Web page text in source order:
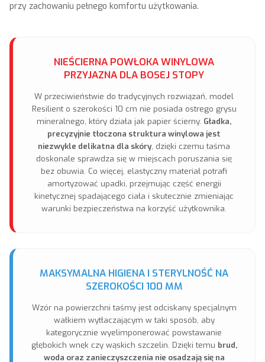
przy zachowaniu pełnego komfortu użytkowania.
NIEŚCIERNA POWŁOKA WINYLOWA
PRZYJAZNA DLA BOSEJ STOPY
W przeciwieństwie do tradycyjnych rozwiązań, model
Resilient o szerokości 10 cm nie posiada ostrego grysu
mineralnego, który działa jak papier ścierny. Gładka,
precyzyjnie tłoczona struktura winylowa jest
niezwykle delikatna dla skóry, dzięki czemu taśma
doskonale sprawdza się w miejscach poruszania się
bez obuwia. Co więcej, elastyczny materiał potrafi
amortyzować upadki, przejmując część energii
kinetycznej spadającego ciała i skutecznie zmieniając
warunki bezpieczeństwa na korzyść użytkownika.
MAKSYMALNA HIGIENA I STERYLNOŚĆ NA
SZEROKOŚCI 100 MM
Wzór na powierzchni taśmy jest odciskany specjalnym
wałkiem wytłaczającym w taki sposób, aby
kategorycznie wyelimponerować powstawanie
głębokich wnęk czy wąskich szczelin. Dzięki temu brud,
woda oraz zanieczyszczenia nie osadzają się na